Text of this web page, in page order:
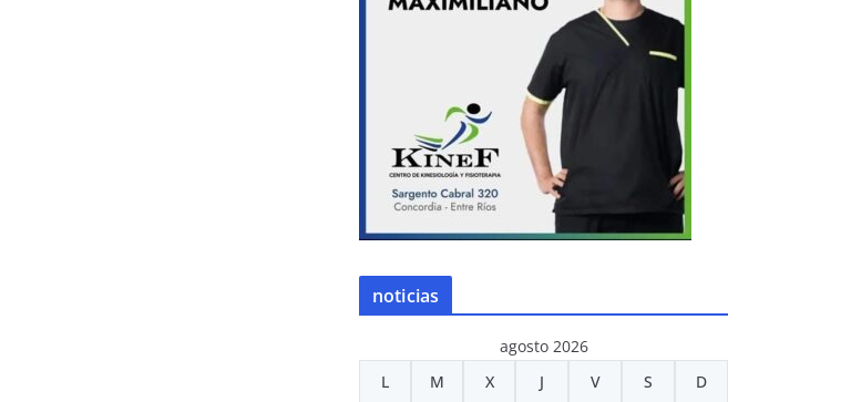
noticias
agosto 2026
L
M X J V S D